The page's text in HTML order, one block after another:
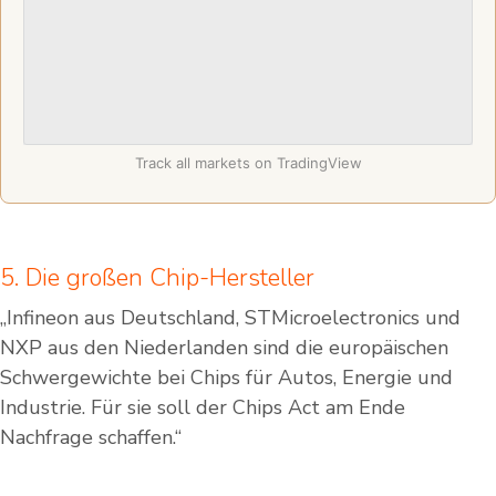
Track all markets on TradingView
5. Die großen Chip-Hersteller
„Infineon aus Deutschland, STMicroelectronics und
NXP aus den Niederlanden sind die europäischen
Schwergewichte bei Chips für Autos, Energie und
Industrie. Für sie soll der Chips Act am Ende
Nachfrage schaffen.“